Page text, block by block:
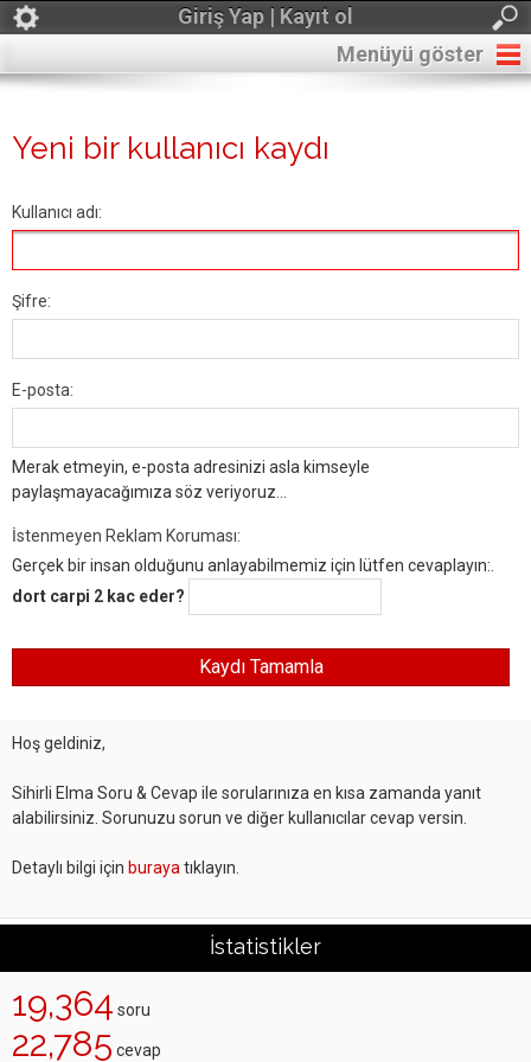
Giriş Yap | Kayıt ol
Menüyü göster
Yeni bir kullanıcı kaydı
Kullanıcı adı:
Şifre:
E-posta:
Merak etmeyin, e-posta adresinizi asla kimseyle
paylaşmayacağımıza söz veriyoruz...
İstenmeyen Reklam Koruması:
Gerçek bir insan olduğunu anlayabilmemiz için lütfen cevaplayın:.
dort carpi 2 kac eder?
Hoş geldiniz,
Sihirli Elma Soru & Cevap ile sorularınıza en kısa zamanda yanıt
alabilirsiniz. Sorunuzu sorun ve diğer kullanıcılar cevap versin.
Detaylı bilgi için buraya tıklayın.
İstatistikler
19,364 soru
22,785 cevap